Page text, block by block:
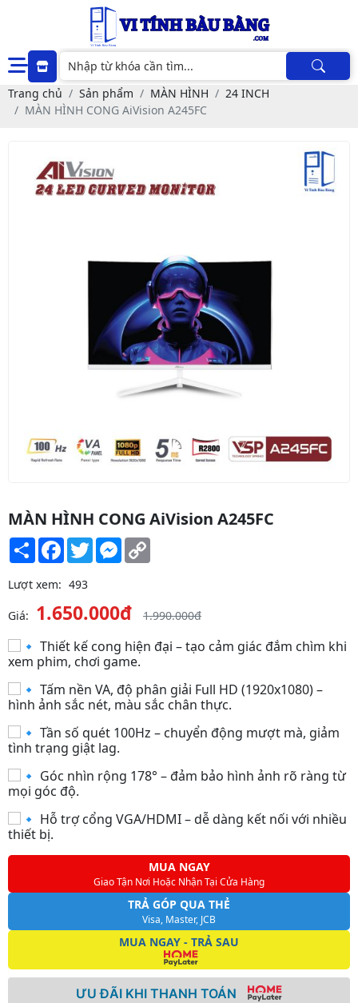
Trang chủ Sản phẩm MÀN HÌNH
24 INCH
MÀN HÌNH CONG AiVision A245FC
MÀN HÌNH CONG AiVision A245FC
Share Facebook
TwitterMessenger
Lượt xem: 493
Giá: 1.650.000đ 1.990.000đ
Thiết kế cong hiện đại – tạo cảm giác đắm chìm khi
xem phim, chơi game.
Tấm nền VA, độ phân giải Full HD (1920x1080) –
hình ảnh sắc nét, màu sắc chân thực.
Tần số quét 100Hz – chuyển động mượt mà, giảm
tình trạng giật lag.
Góc nhìn rộng 178° – đảm bảo hình ảnh rõ ràng từ
mọi góc độ.
Hỗ trợ cổng VGA/HDMI – dễ dàng kết nối với nhiều
thiết bị.
MUA NGAY
Giao Tận Nơi Hoặc Nhận Tại Cửa Hàng
TRẢ GÓP QUA THẺ
Visa, Master, JCB
MUA NGAY - TRẢ SAU
ƯU ĐÃI KHI THANH TOÁN